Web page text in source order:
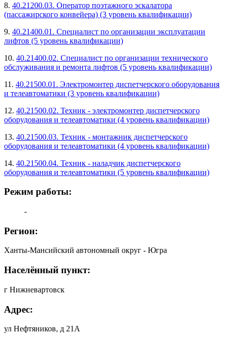
8. 40.21200.03. Оператор поэтажного эскалатора
(пассажирского конвейера) (3 уровень квалификации)
9. 40.21400.01. Специалист по организации эксплуатации
лифтов (5 уровень квалификации)
10. 40.21400.02. Специалист по организации технического
обслуживания и ремонта лифтов (5 уровень квалификации)
11. 40.21500.01. Электромонтер диспетчерского оборудования
и телеавтоматики (3 уровень квалификации)
12. 40.21500.02. Техник - электромонтер диспетчерского
оборудования и телеавтоматики (4 уровень квалификации)
13. 40.21500.03. Техник - монтажник диспетчерского
оборудования и телеавтоматики (4 уровень квалификации)
14. 40.21500.04. Техник - наладчик диспетчерского
оборудования и телеавтоматики (5 уровень квалификации)
Режим работы:
-
Регион:
Ханты-Мансийский автономный округ - Югра
Населённый пункт:
г Нижневартовск
Адрес:
ул Нефтяников, д 21А